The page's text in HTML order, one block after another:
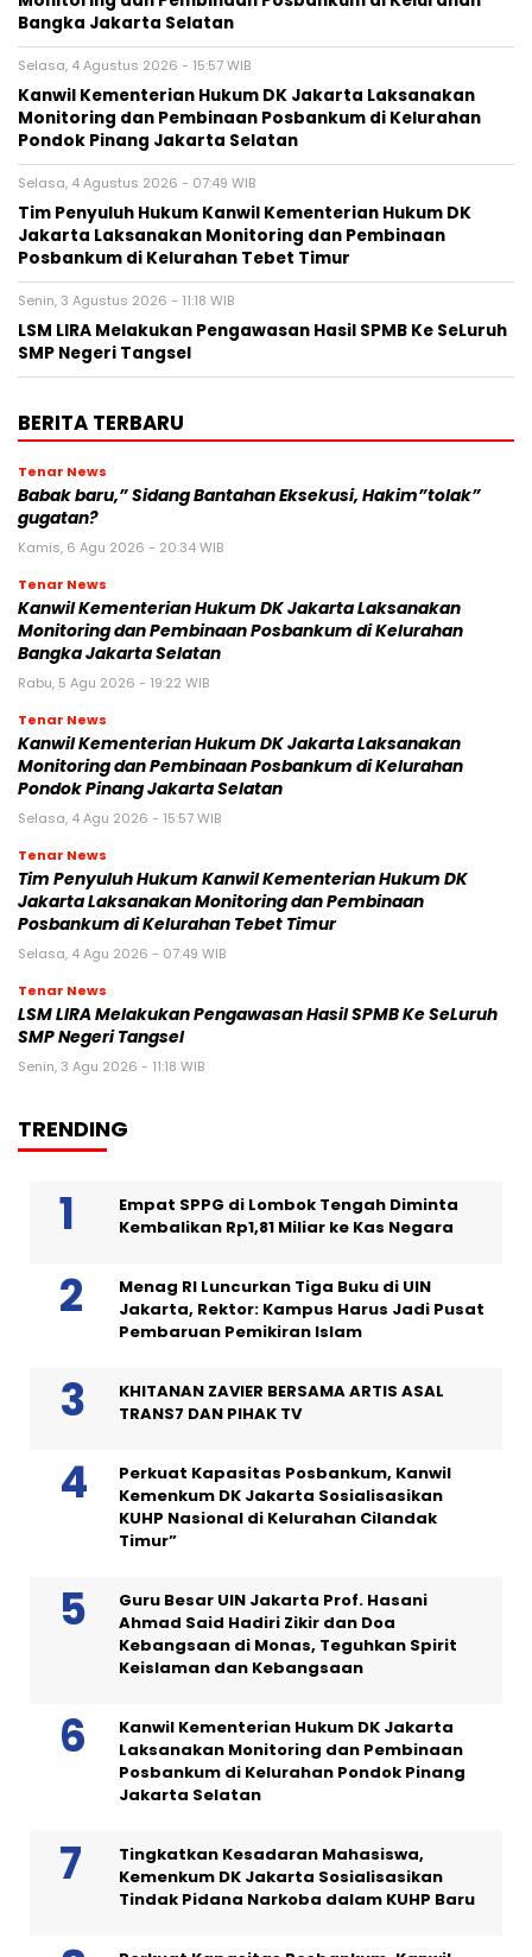
Bangka Jakarta Selatan
Selasa, 4 Agustus 2026 - 15:57 WIB
Kanwil Kementerian Hukum DK Jakarta Laksanakan
Monitoring dan Pembinaan Posbankum di Kelurahan
Pondok Pinang Jakarta Selatan
Selasa, 4 Agustus 2026 - 07:49 WIB
Tim Penyuluh Hukum Kanwil Kementerian Hukum DK
Jakarta Laksanakan Monitoring dan Pembinaan
Posbankum di Kelurahan Tebet Timur
Senin, 3 Agustus 2026 - 11:18 WIB
LSM LIRA Melakukan Pengawasan Hasil SPMB Ke SeLuruh
SMP Negeri Tangsel
BERITA TERBARU
Tenar News
Babak baru,” Sidang Bantahan Eksekusi, Hakim”tolak”
gugatan?
Kamis, 6 Agu 2026 - 20:34 WIB
Tenar News
Kanwil Kementerian Hukum DK Jakarta Laksanakan
Monitoring dan Pembinaan Posbankum di Kelurahan
Bangka Jakarta Selatan
Rabu, 5 Agu 2026 - 19:22 WIB
Tenar News
Kanwil Kementerian Hukum DK Jakarta Laksanakan
Monitoring dan Pembinaan Posbankum di Kelurahan
Pondok Pinang Jakarta Selatan
Selasa, 4 Agu 2026 - 15:57 WIB
Tenar News
Tim Penyuluh Hukum Kanwil Kementerian Hukum DK
Jakarta Laksanakan Monitoring dan Pembinaan
Posbankum di Kelurahan Tebet Timur
Selasa, 4 Agu 2026 - 07:49 WIB
Tenar News
LSM LIRA Melakukan Pengawasan Hasil SPMB Ke SeLuruh
SMP Negeri Tangsel
Senin, 3 Agu 2026 - 11:18 WIB
TRENDING
Empat SPPG di Lombok Tengah Diminta
Kembalikan Rp1,81 Miliar ke Kas Negara
Menag RI Luncurkan Tiga Buku di UIN
Jakarta, Rektor: Kampus Harus Jadi Pusat
Pembaruan Pemikiran Islam
KHITANAN ZAVIER BERSAMA ARTIS ASAL
TRANS7 DAN PIHAK TV
Perkuat Kapasitas Posbankum, Kanwil
Kemenkum DK Jakarta Sosialisasikan
KUHP Nasional di Kelurahan Cilandak
Timur”
Guru Besar UIN Jakarta Prof. Hasani
Ahmad Said Hadiri Zikir dan Doa
Kebangsaan di Monas, Teguhkan Spirit
Keislaman dan Kebangsaan
Kanwil Kementerian Hukum DK Jakarta
Laksanakan Monitoring dan Pembinaan
Posbankum di Kelurahan Pondok Pinang
Jakarta Selatan
Tingkatkan Kesadaran Mahasiswa,
Kemenkum DK Jakarta Sosialisasikan
Tindak Pidana Narkoba dalam KUHP Baru